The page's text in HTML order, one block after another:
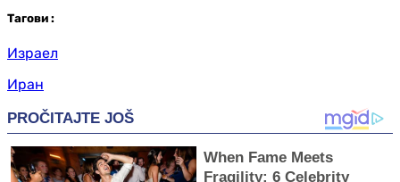
Тагови :
Израел
Иран